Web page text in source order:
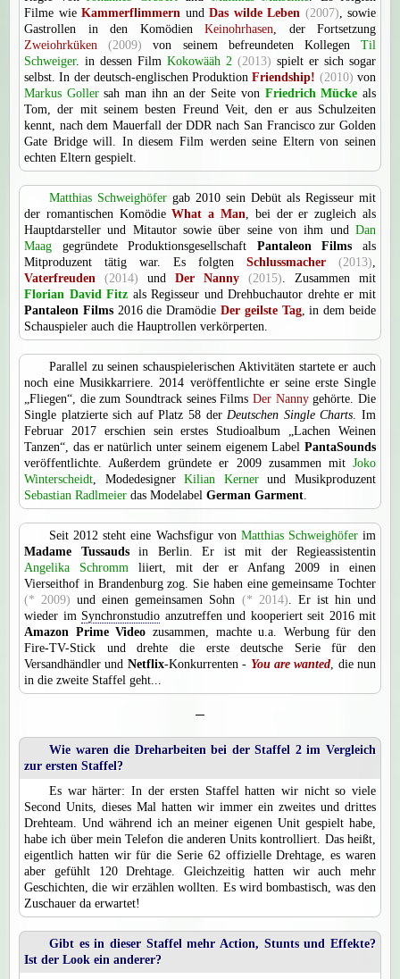
Filme wie Kammerflimmern und Das wilde Leben (2007) , sowie
Gastrollen in den Komödien Keinohrhasen , der Fortsetzung
Zweiohrküken
(2009) von seinem befreundeten KollegenTil
Schweiger. in dessen Film Kokowääh 2 (2013) spielt er sich sogar
selbst. In der deutsch-englischen ProduktionFriendship! (2010) von
Markus Gollersah man ihn an der Seite von Friedrich Mücke als
Tom, der mit seinem besten Freund Veit, den er aus Schulzeiten
kennt, nach dem Mauerfall der DDR nach San Francisco zur Golden
Gate Bridge will. In diesem Film werden seine Eltern von seinen
echten Eltern gespielt.
Matthias Schweighöfer gab 2010 sein Debüt als Regisseur mit
der romantischen KomödieWhat a Man , bei der er zugleich als
Hauptdarsteller und Mitautor sowie über seine von ihm und Dan
Maag gegründete Produktionsgesellschaft Pantaleon Films als
Mitproduzent tätig war. Es folgten Schlussmacher (2013)
Vaterfreuden
(2014) und Der Nanny (2015) . Zusammen mit
Florian David Fitz als Regisseur und Drehbuchautor drehte er mit
Pantaleon Films2016 die DramödieDer geilste Tag, in dem beide
Schauspieler auch die Hauptrollen verkörperten.
Parallel zu seinen schauspielerischen Aktivitäten startete er auch
noch eine Musikkarriere. 2014 veröffentlichte er seine erste Single
„Fliegen“, die zum Soundtrack seines Films Der Nannygehörte. Die
Single platzierte sich auf Platz 58 der Deutschen Single Charts . Im
Februar 2017 erschien sein erstes Studioalbum „Lachen Weinen
Tanzen“, das er natürlich unter seinem eigenem Label PantaSounds
veröffentlichte. Außerdem gründete er 2009 zusammen mit Joko
Winterscheidt , ModedesignerKilian Kernerund Musikproduzent
Sebastian Radlmeier das Modelabel German Garment
Seit 2012 steht eine Wachsfigur von Matthias Schweighöferim
Madame Tussaudsin Berlin. Er ist mit der Regieassistentin
Angelika Schromm liiert, mit der er Anfang 2009 in einen
Vierseithof in Brandenburg zog. Sie haben eine gemeinsame Tochter
(* 2009) und einen gemeinsamen Sohn (* 2014) . Er ist hin und
wieder im Synchronstudio anzutreffen und kooperiert seit 2016 mit
Amazon Prime Video zusammen, machte u.a. Werbung für den
Fire-TV-Stick und drehte die erste deutsche Serie für den
Versandhändler und Netflix-Konkurrenten - You are wanted , die nun
in die zweite Staffel geht...
─
Wie waren die Dreharbeiten bei der Staffel 2 im Vergleich
zur ersten Staffel?
Es war härter: In der ersten Staffel hatten wir nicht so viele
Second Units, dieses Mal hatten wir immer ein zweites und drittes
Drehteam. Und während ich an meiner eigenen Unit gespielt habe,
habe ich über mein Telefon die anderen Units kontrolliert. Das heißt,
eigentlich hatten wir für die Serie 62 offizielle Drehtage, es waren
aber gefühlt 120 Drehtage. Gleichzeitig hatten wir auch mehr
Geschichten, die wir erzählen wollten. Es wird bombastisch, was den
Zuschauer da erwartet!
Gibt es in dieser Staffel mehr Action, Stunts und Effekte?
Ist der Look ein anderer?